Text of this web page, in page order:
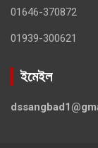
01646-370872
01939-300621
ইমেইল